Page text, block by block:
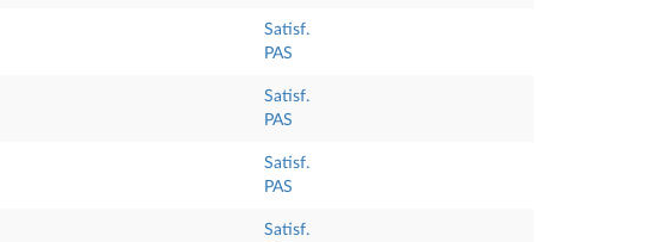
Satisf.
PAS
Satisf.
PAS
Satisf.
PAS
Satisf.